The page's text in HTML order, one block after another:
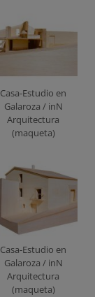
Casa-Estudio en
Galaroza / inN
Arquitectura
(maqueta)
Casa-Estudio en
Galaroza / inN
Arquitectura
(maqueta)